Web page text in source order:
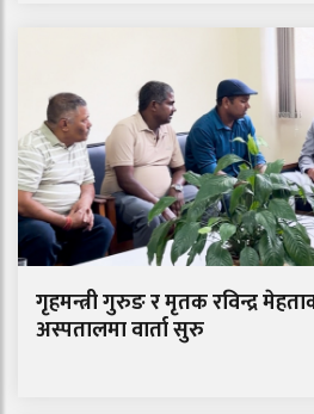
गृहमन्त्री गुरुङ र मृतक रविन्द्र
अस्पतालमा वार्ता सुरु